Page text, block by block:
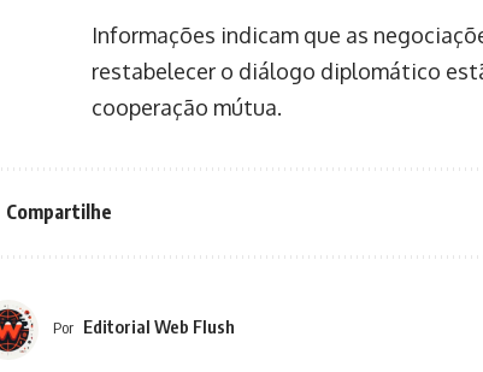
Informações indicam que as
restabelecer o diálogo diplomático
cooperação mútua.
Compartilhe
Por Editorial Web Flush